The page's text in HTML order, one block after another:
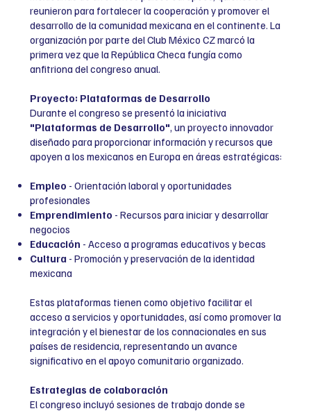
reunieron para fortalecer la cooperación y promover el
desarrollo de la comunidad mexicana en el continente. La
organización por parte del Club México CZ marcó la
primera vez que la República Checa fungía como
anfitriona del congreso anual.
Proyecto: Plataformas de Desarrollo
Durante el congreso se presentó la iniciativa
"Plataformas de Desarrollo" , un proyecto innovador
diseñado para proporcionar información y recursos que
apoyen a los mexicanos en Europa en áreas estratégicas:
Empleo - Orientación laboral y oportunidades
profesionales
Emprendimiento - Recursos para iniciar y desarrollar
negocios
Educación - Acceso a programas educativos y becas
Cultura - Promoción y preservación de la identidad
mexicana
Estas plataformas tienen como objetivo facilitar el
acceso a servicios y oportunidades, así como promover la
integración y el bienestar de los connacionales en sus
países de residencia, representando un avance
significativo en el apoyo comunitario organizado.
Estrategias de colaboración
El congreso incluyó sesiones de trabajo donde se